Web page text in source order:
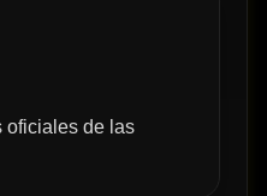
oficiales de las